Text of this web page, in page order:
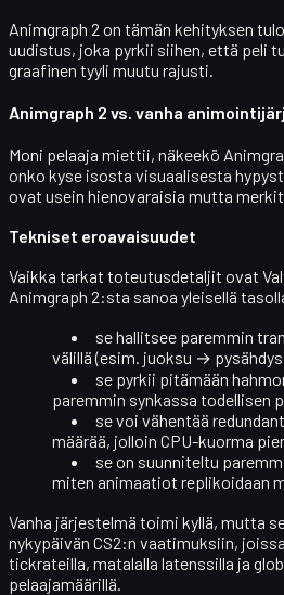
Animgraph 2 on tämän kehityksen
uudistus, joka pyrkii siihen, että peli
graafinen tyyli muutu rajusti.
Animgraph 2 vs. vanha
Moni pelaaja miettii, näkeekö
onko kyse isosta visuaalisesta
ovat usein hienovaraisia mutta
Tekniset eroavaisuudet
Vaikka tarkat toteutusdetaljit ovat
Animgraph 2:sta sanoa yleisellä
se hallitsee paremmin
välillä (esim. juoksu →
se pyrkii pitämään
paremmin synkassa todellisen
se voi vähentää
määrää, jolloin CPU-kuorma
se on suunniteltu
miten animaatiot replikoidaan
Vanha järjestelmä toimi kyllä, mutta
nykypäivän CS2:n vaatimuksiin,
tickrateilla, matalalla latenssilla ja
pelaajamäärillä.